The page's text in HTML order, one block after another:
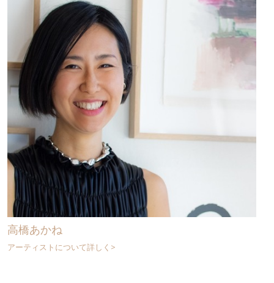
高橋あかね
アーティストについて詳しく>